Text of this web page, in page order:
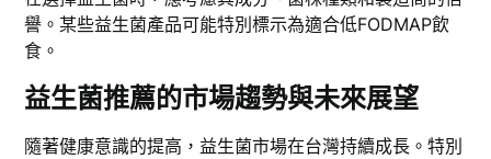
譽。某些益生菌產品可能特別標示為適合低FODMAP飲
食。
益生菌推薦的市場趨勢與未來展望
隨著健康意識的提高，益生菌市場在台灣持續成長。特別